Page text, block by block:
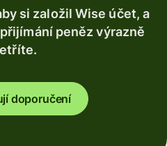
si založil Wise účet, a
peněz výrazně
doporučení